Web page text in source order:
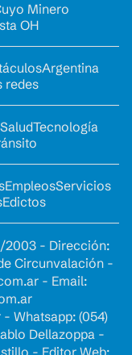
Minero
OH
Argentina
redes
SaludTecnología
EmpleosServicios
Edictos
2003 - Dirección:
Circunvalación -
- Email:
- Whatsapp: (054)
Dellazoppa -